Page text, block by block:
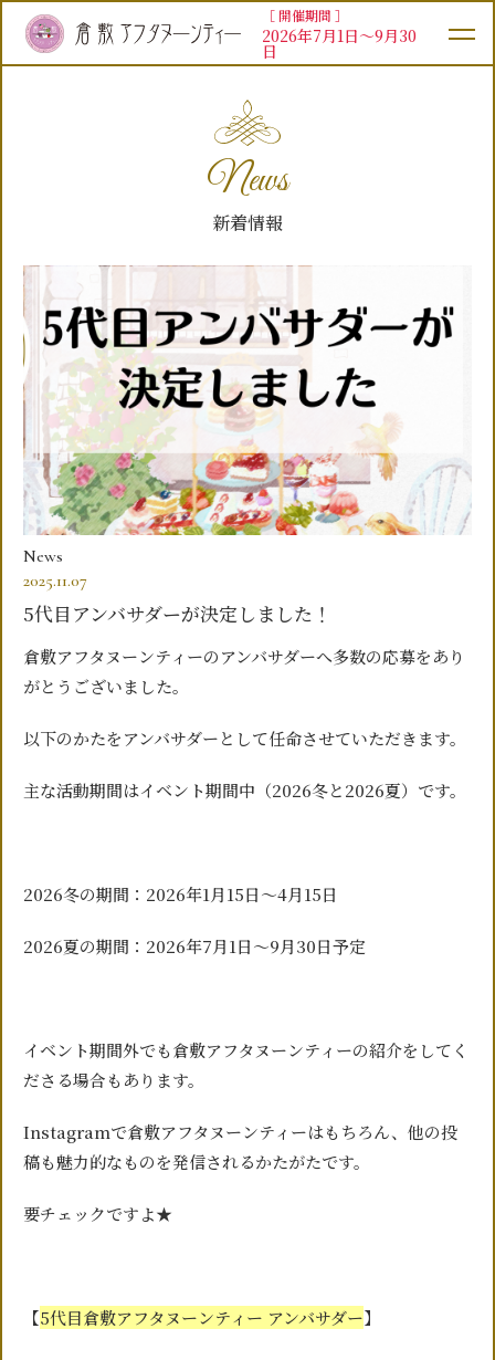
［ 開催期間 ］
2026年7月1日～9月30
日
News
新着情報
News
2025.11.07
5代目アンバサダーが決定しました！
倉敷アフタヌーンティーのアンバサダーへ多数の応募をあり
がとうございました。
以下のかたをアンバサダーとして任命させていただきます。
主な活動期間はイベント期間中（2026冬と2026夏）です。
2026冬の期間：2026年1月15日～4月15日
2026夏の期間：2026年7月1日～9月30日予定
イベント期間外でも倉敷アフタヌーンティーの紹介をしてく
ださる場合もあります。
Instagramで倉敷アフタヌーンティーはもちろん、他の投
稿も魅力的なものを発信されるかたがたです。
要チェックですよ★
【5代目倉敷アフタヌーンティー アンバサダー】